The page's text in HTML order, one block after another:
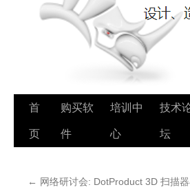
跳
至
首
页
购买软
件
培训中
心
技术
坛
← 网络研讨会: DotProduct 3D 扫描